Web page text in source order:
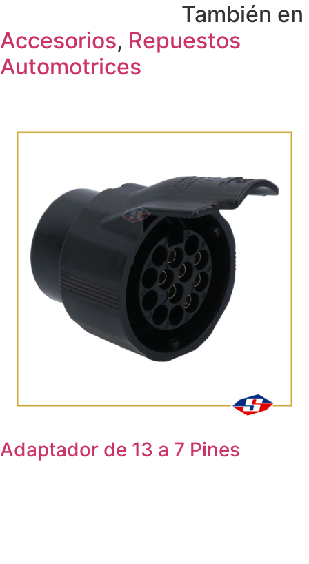
También en
Accesorios, Repuestos
Automotrices
Adaptador de 13 a 7 Pines